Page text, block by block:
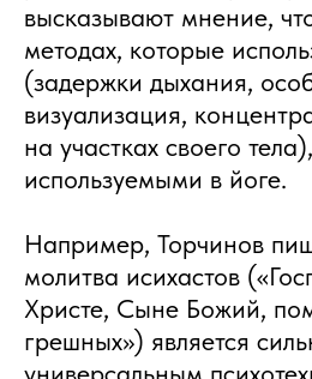
высказывают мнение,
методах, которые
(задержки дыхания,
визуализация,
на участках своего
используемыми в йоге.
Например, Торчинов
молитва исихастов
Христе, Сыне Божий,
грешных») является